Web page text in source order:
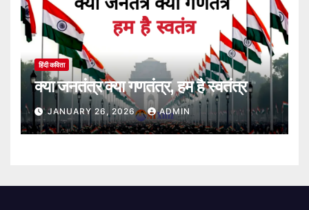
हिंदी कविता
क्या जनतंत्र क्या गणतंत्र, हम है स्वतंत्र
JANUARY 26, 2026 ADMIN